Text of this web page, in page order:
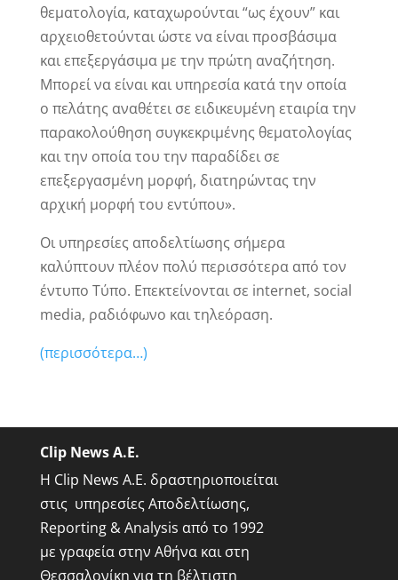
θεματολογία, καταχωρούνται “ως έχουν” και
αρχειοθετούνται ώστε να είναι προσβάσιμα
και επεξεργάσιμα με την πρώτη αναζήτηση.
Μπορεί να είναι και υπηρεσία κατά την οποία
ο πελάτης αναθέτει σε ειδικευμένη εταιρία την
παρακολούθηση συγκεκριμένης θεματολογίας
και την οποία του την παραδίδει σε
επεξεργασμένη μορφή, διατηρώντας την
αρχική μορφή του εντύπου».
Οι υπηρεσίες αποδελτίωσης σήμερα
καλύπτουν πλέον πολύ περισσότερα από τον
έντυπο Τύπο. Επεκτείνονται σε internet, social
media, ραδιόφωνο και τηλεόραση.
(περισσότερα…)
Clip News A.E.
Η Clip News A.E. δραστηριοποιείται
στις υπηρεσίες Αποδελτίωσης,
Reporting & Analysis από το 1992
με γραφεία στην Αθήνα και στη
Θεσσαλονίκη για τη βέλτιστη